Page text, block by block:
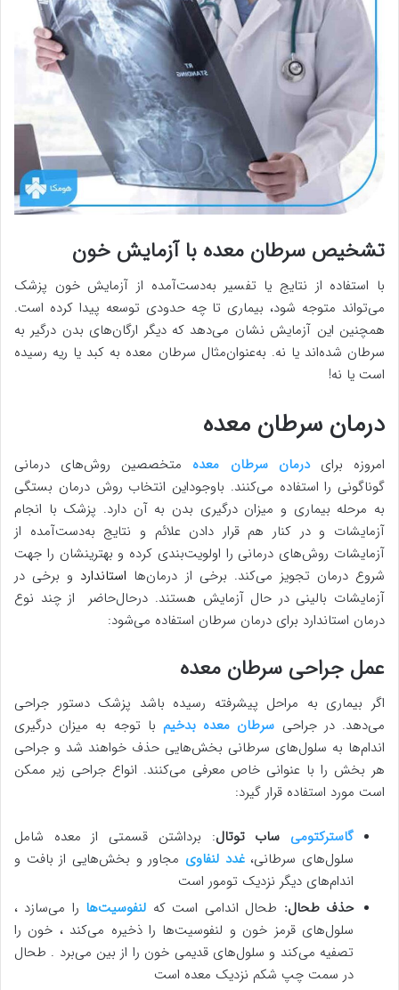
تشخیص سرطان معده با آزمایش خون
با استفاده از نتایج یا تفسیر به‌دست‌آمده از آزمایش خون پزشک
می‌تواند متوجه شود، بیماری تا چه حدودی توسعه پیدا کرده است.
همچنین این آزمایش نشان می‌دهد که دیگر ارگان‌های بدن درگیر به
سرطان شده‌اند یا نه. به‌عنوان‌مثال سرطان معده به کبد یا ریه رسیده
است یا نه!
درمان سرطان معده
امروزه برایدرمان سرطان معده متخصصین روش‌های درمانی
گوناگونی را استفاده می‌کنند. باوجوداین انتخاب روش درمان بستگی
به مرحله بیماری و میزان درگیری بدن به آن دارد. پزشک با انجام
آزمایشات و در کنار هم قرار دادن علائم و نتایج به‌دست‌آمده از
آزمایشات روش‌های درمانی را اولویت‌بندی کرده و بهترینشان را جهت
شروع درمان تجویز می‌کند. برخی از درمان‌ها استاندارد و برخی در
آزمایشات بالینی در حال آزمایش هستند. درحال‌حاضر از چند نوع
درمان استاندارد برای درمان سرطان استفاده می‌شود:
عمل جراحی سرطان معده
اگر بیماری به مراحل پیشرفته رسیده باشد پزشک دستور جراحی
می‌دهد. در جراحی سرطان معده بدخیم با توجه به میزان درگیری
اندام‌ها به سلول‌های سرطانی بخش‌هایی حذف خواهند شد و جراحی
هر بخش را با عنوانی خاص معرفی می‌کنند. انواع جراحی زیر ممکن
است مورد استفاده قرار گیرد:
گاسترکتومی ساب توتال: برداشتن قسمتی از معده شامل
سلول‌های سرطانی،غدد لنفاوی مجاور و بخش‌هایی از بافت و
اندام‌های دیگر نزدیک تومور است
حذف طحال: طحال اندامی است که لنفوسیت‌ها را می‌سازد ،
سلول‌های قرمز خون و لنفوسیت‌ها را ذخیره می‌کند ، خون را
تصفیه می‌کند و سلول‌های قدیمی خون را از بین می‌برد . طحال
در سمت چپ شکم نزدیک معده است